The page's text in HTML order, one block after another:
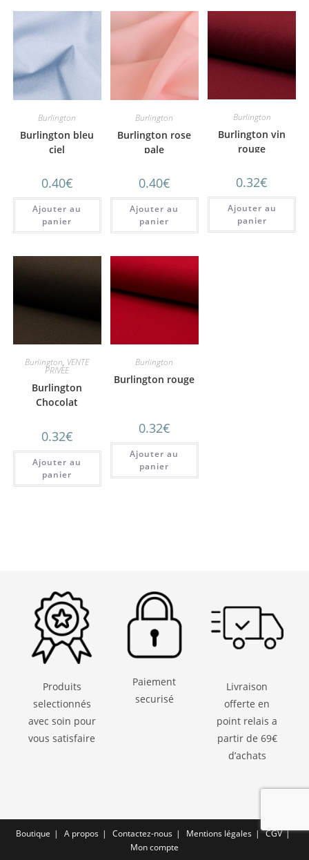
Burlington
Burlington bleu
ciel
0.40€
Ajouter au
panier
Burlington
Burlington rose
pale
0.40€
Ajouter au
panier
Burlington
Burlington vin
rouge
0.32€
Ajouter au
panier
Burlington, VENTE
PRIVEE
Burlington
Chocolat
0.32€
Ajouter au
panier
Burlington
Burlington rouge
0.32€
Ajouter au
panier
Produits
selectionnés
avec soin pour
vous satisfaire
Paiement
securisé
Livraison
offerte en
point relais a
partir de 69€
d’achats
Boutique A propos Contactez-nous Mentions légales
CGV
Mon compte